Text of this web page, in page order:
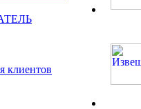
клиентов